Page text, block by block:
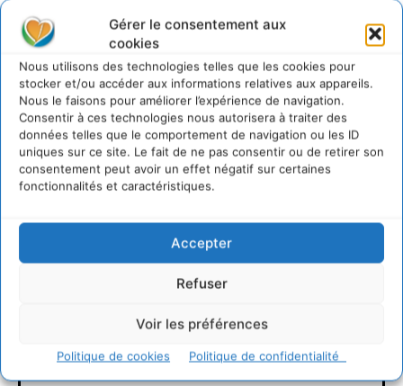
Gérer le consentement aux
cookies
Nous utilisons des technologies telles que les cookies pour
stocker et/ou accéder aux informations relatives aux appareils.
Nous le faisons pour améliorer l’expérience de navigation.
Consentir à ces technologies nous autorisera à traiter des
données telles que le comportement de navigation ou les ID
uniques sur ce site. Le fait de ne pas consentir ou de retirer son
consentement peut avoir un effet négatif sur certaines
fonctionnalités et caractéristiques.
Accepter
Refuser
Voir les préférences
Politique de cookies Politique de confidentialité
https://plus.google.com/+Myshopsolairecom/posts
http://www6.smartadserver.com/call/cliccommand/12
535449/[timestamp]?
LAISSER UN COMMENTAIRE
CONNECTER POUR LAISSER UN COMMENTAIRE